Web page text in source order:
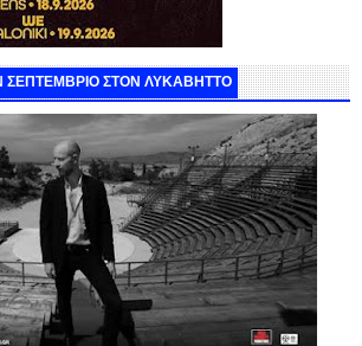
ΣΕΠΤΕΜΒΡΙΟ ΣΤΟΝ ΛΥΚΑΒΗΤΤΟ